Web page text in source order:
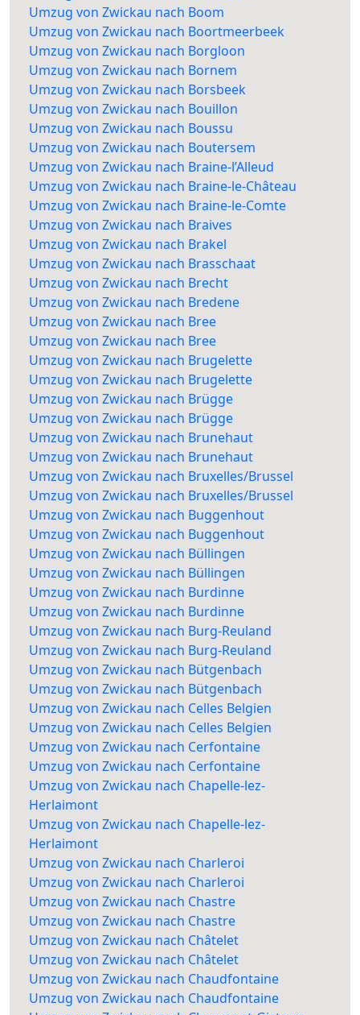
Umzug von Zwickau nach Boom
Umzug von Zwickau nach Boortmeerbeek
Umzug von Zwickau nach Borgloon
Umzug von Zwickau nach Bornem
Umzug von Zwickau nach Borsbeek
Umzug von Zwickau nach Bouillon
Umzug von Zwickau nach Boussu
Umzug von Zwickau nach Boutersem
Umzug von Zwickau nach Braine-l’Alleud
Umzug von Zwickau nach Braine-le-Château
Umzug von Zwickau nach Braine-le-Comte
Umzug von Zwickau nach Braives
Umzug von Zwickau nach Brakel
Umzug von Zwickau nach Brasschaat
Umzug von Zwickau nach Brecht
Umzug von Zwickau nach Bredene
Umzug von Zwickau nach Bree
Umzug von Zwickau nach Bree
Umzug von Zwickau nach Brugelette
Umzug von Zwickau nach Brugelette
Umzug von Zwickau nach Brügge
Umzug von Zwickau nach Brügge
Umzug von Zwickau nach Brunehaut
Umzug von Zwickau nach Brunehaut
Umzug von Zwickau nach Bruxelles/Brussel
Umzug von Zwickau nach Bruxelles/Brussel
Umzug von Zwickau nach Buggenhout
Umzug von Zwickau nach Buggenhout
Umzug von Zwickau nach Büllingen
Umzug von Zwickau nach Büllingen
Umzug von Zwickau nach Burdinne
Umzug von Zwickau nach Burdinne
Umzug von Zwickau nach Burg-Reuland
Umzug von Zwickau nach Burg-Reuland
Umzug von Zwickau nach Bütgenbach
Umzug von Zwickau nach Bütgenbach
Umzug von Zwickau nach Celles Belgien
Umzug von Zwickau nach Celles Belgien
Umzug von Zwickau nach Cerfontaine
Umzug von Zwickau nach Cerfontaine
Umzug von Zwickau nach Chapelle-lez-
Herlaimont
Umzug von Zwickau nach Chapelle-lez-
Herlaimont
Umzug von Zwickau nach Charleroi
Umzug von Zwickau nach Charleroi
Umzug von Zwickau nach Chastre
Umzug von Zwickau nach Chastre
Umzug von Zwickau nach Châtelet
Umzug von Zwickau nach Châtelet
Umzug von Zwickau nach Chaudfontaine
Umzug von Zwickau nach Chaudfontaine